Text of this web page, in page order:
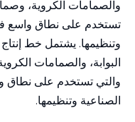
والصمامات الكروية،
تستخدم على نطاق واسع
وتنظيمها. يشتمل خط
البوابة، والصمامات
والتي تستخدم على نطاق
الصناعية وتنظيمها.